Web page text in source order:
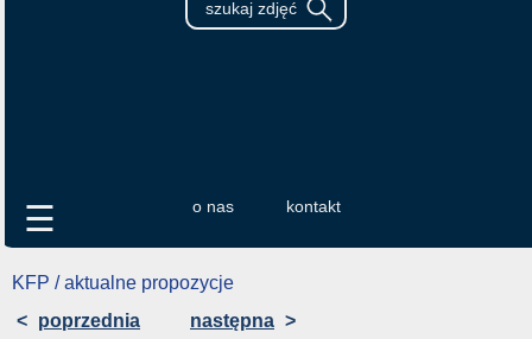
o nas kontakt
☰
KFP / aktualne propozycje
< poprzednia następna >